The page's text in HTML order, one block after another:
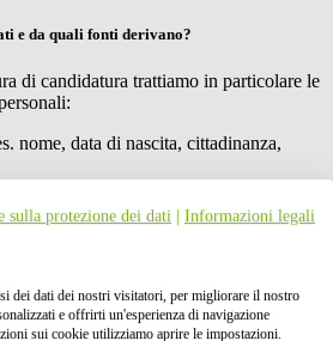
e da quali fonti derivano?
di candidatura trattiamo in particolare le
nome, data di nascita, cittadinanza,
attestati, curriculum)
professionali)
es. coordinate bancarie per il rimborso
sulla protezione dei dati Informazioni legali
dei dati dei nostri visitatori, per migliorare il nostro
e offrirti un'esperienza di navigazione
sui cookie utilizziamo aprire le impostazioni.